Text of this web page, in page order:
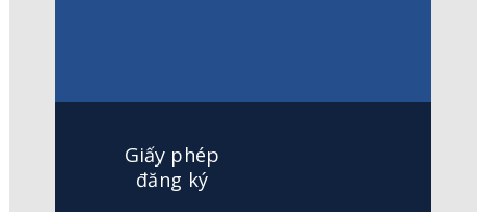
Giấy phép
đăng ký